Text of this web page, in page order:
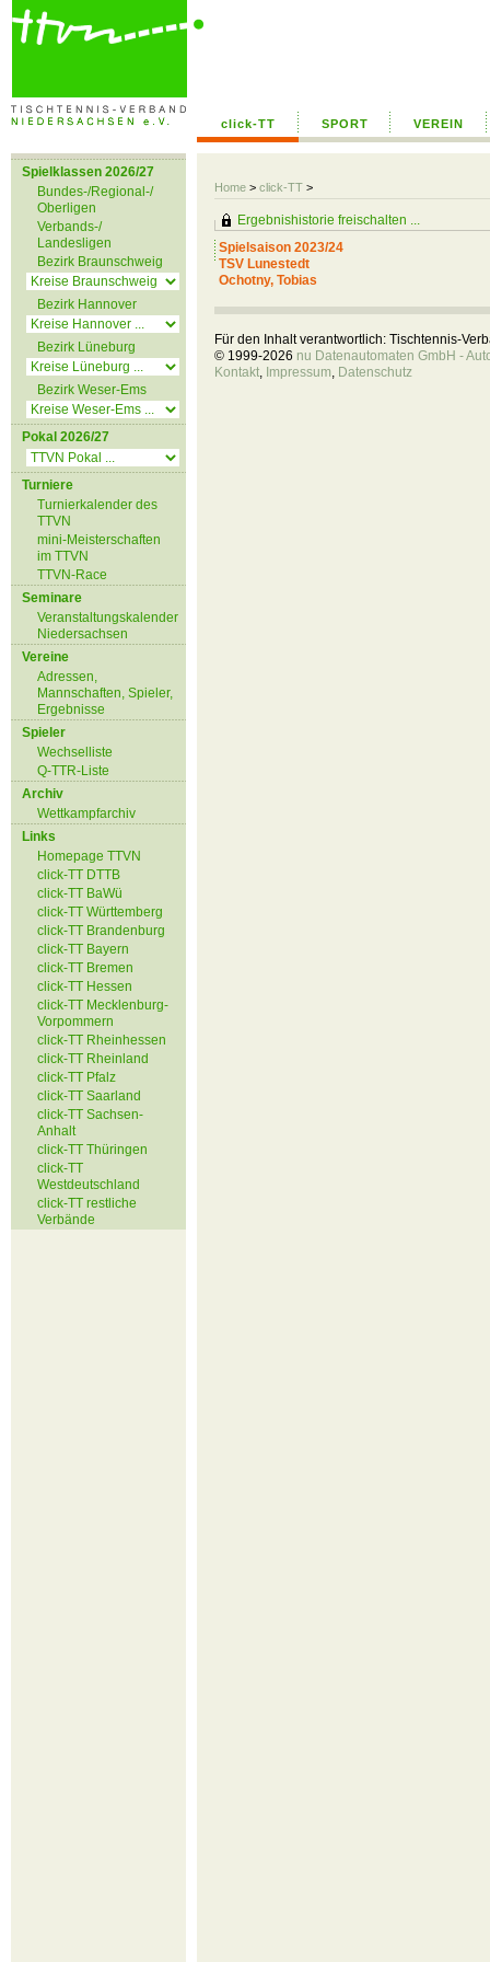
click-TT SPORT VEREIN
Home > click-TT >
Spielklassen 2026/27
Bundes-/Regional-/
Oberligen
Verbands-/
Landesligen
Bezirk Braunschweig
Bezirk Hannover
Bezirk Lüneburg
Bezirk Weser-Ems
Pokal 2026/27
Turniere
Turnierkalender des
TTVN
mini-Meisterschaften
im TTVN
TTVN-Race
Seminare
Veranstaltungskalender
Niedersachsen
Vereine
Adressen,
Mannschaften, Spieler,
Ergebnisse
Spieler
Wechselliste
Q-TTR-Liste
Archiv
Wettkampfarchiv
Links
Homepage TTVN
click-TT DTTB
click-TT BaWü
click-TT Württemberg
click-TT Brandenburg
click-TT Bayern
click-TT Bremen
click-TT Hessen
click-TT Mecklenburg-
Vorpommern
click-TT Rheinhessen
click-TT Rheinland
click-TT Pfalz
click-TT Saarland
click-TT Sachsen-
Anhalt
click-TT Thüringen
click-TT
Westdeutschland
click-TT restliche
Verbände
Ergebnishistorie freischalten ...
Spielsaison 2023/24
TSV Lunestedt
Ochotny, Tobias
Für den Inhalt verantwortlich: Tischtennis-
© 1999-2026 nu Datenautomaten GmbH -
Kontakt, Impressum, Datenschutz